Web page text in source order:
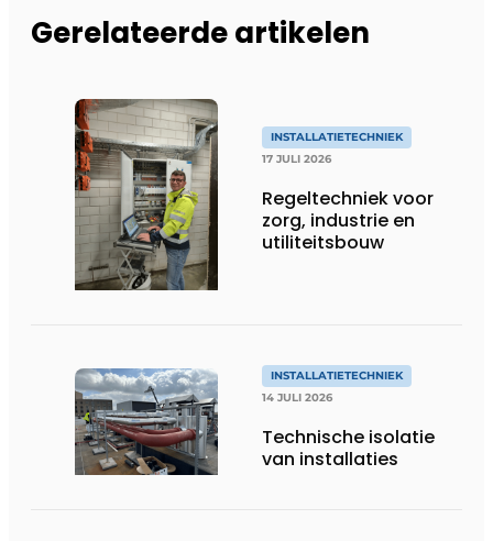
Gerelateerde artikelen
INSTALLATIETECHNIEK
17 JULI 2026
Regeltechniek voor
zorg, industrie en
utiliteitsbouw
INSTALLATIETECHNIEK
14 JULI 2026
Technische isolatie
van installaties